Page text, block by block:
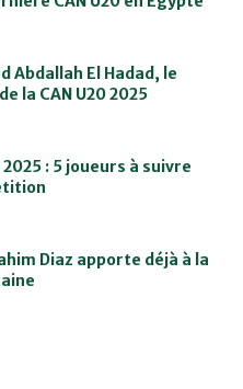
Abdallah El Hadad, le
la CAN U20 2025
2025 : 5 joueurs à suivre
Diaz apporte déjà à la